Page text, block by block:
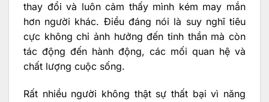
thay đổi và luôn cảm thấy mình kém may mắn
hơn người khác. Điều đáng nói là suy nghĩ tiêu
cực không chỉ ảnh hưởng đến tinh thần mà còn
tác động đến hành động, các mối quan hệ và
chất lượng cuộc sống.
Rất nhiều người không thật sự thất bại vì năng